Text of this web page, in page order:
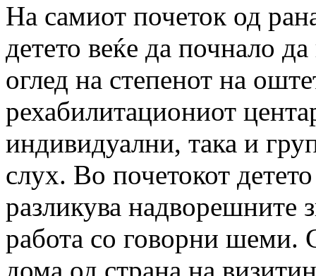
На самиот почеток од
детето веќе да почнало
оглед на степенот на
рехабилитациониот
индивидуални, така и
слух. Во почетокот
разликува надворешните
работа со говорни шеми.